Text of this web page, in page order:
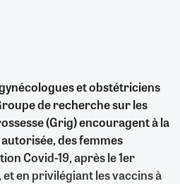
et obstétriciens
de recherche sur les
(Grig) encouragent à la
des femmes
Covid-19, après le 1er
en privilégiant les vaccins à